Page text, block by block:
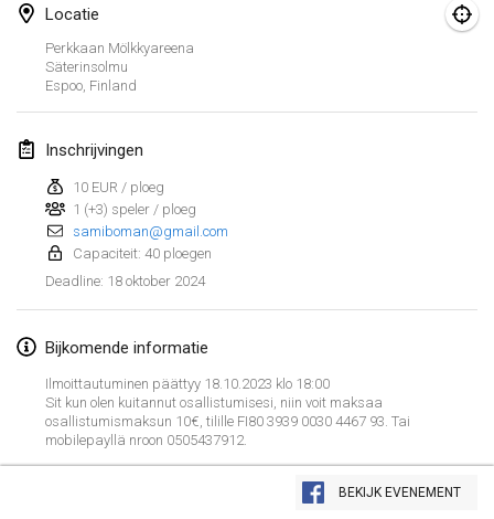
Weergave lijst
Locatie
Perkkaan Mölkkyareena
Säterinsolmu
Espoo, Finland
Inschrijvingen
10 EUR / ploeg
1 (+3) speler / ploeg
samiboman@gmail.com
Capaciteit: 40 ploegen
Deadline: 18 oktober 2024
Bijkomende informatie
Ilmoittautuminen päättyy 18.10.2023 klo 18:00
Sit kun olen kuitannut osallistumisesi, niin voit maksaa
osallistumismaksun 10€, tilille FI80 3939 0030 4467 93. Tai
mobilepayllä nroon 0505437912.
BEKIJK EVENEMENT
21 jan. 2024
Tournoi de Mölkky - Lesfous Dubâtonvaigeois
SingeliDuppeli
27 jan. 2024|Finland
februari 2024
SM HalliMölkky - Finnish Championship
3 feb. 2024|Finland
Indoor de la CASAS